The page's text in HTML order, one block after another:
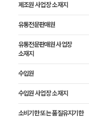
제조원 사업장 소재지
유통전문판매원
유통전문판매원 사업장
소재지
수입원
수입원 사업장 소재지
소비기한 또는 품질유지기한